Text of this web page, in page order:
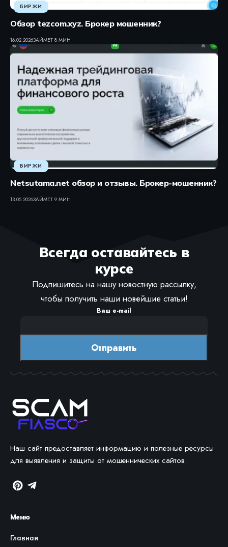
БИРЖИ
Обзор tezcom.xyz. Брокер мошенник?
16.02.2026ЗАЙМЕТ 8 МИН
БИРЖИ
Netsutama.net обзор и отзывы. Брокер-мошенник?
13.05.2026ЗАЙМЕТ 9 МИН
Всегда оставайтесь в
курсе
Подпишитесь на нашу новостную рассылку,
чтобы получить наши новейшие статьи!
Ваш e-mail
Наш сайт предоставляет информацию и полезные ресурсы
для выявления и защиты от мошеннических сайтов.
Меню
Главная